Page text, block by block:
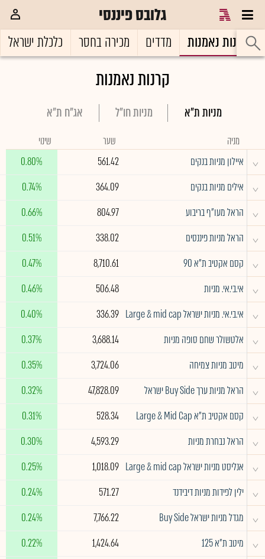
גלובס פיננסי
קרנות נאמנות מדדים מכירה בחסר כלכלת ישראל
קרנות נאמנות
מניות ת"א מניות חו"ל אג"ח ת"א
מניה שער שינוי
^ איילון מניות בנקים 561.42
0.80%
^ אילים מניות בנקים 364.09
0.74%
^ הראל מעו"ף בריבוע 804.97
0.66%
^ הראל מניות פיננסים 338.02
0.51%
^ קסם אקטיב ת"א 90 8,710.61
0.47%
^ אי.בי.אי. מניות 506.48
0.46%
^ אי.בי.אי. מניות ישראל Large & mid cap 336.39
0.40%
^ אלטשולר שחם סופה מניות 3,688.14
0.37%
^ מיטב מניות צמיחה 3,724.06
0.35%
^ הראל מניות ערך Buy Side ישראל 47,828.09
0.32%
^ קסם אקטיב ת"א Large & Mid Cap 528.34
0.31%
^ הראל נבחרת מניות 4,593.29
0.30%
^ אנליסט מניות ישראל Large & mid cap 1,018.09
0.25%
^ ילין לפידות מניות דיבידנד 571.27
0.24%
^ מגדל מניות ישראל Buy Side 7,766.22
0.24%
^ מיטב ת״א 125 1,424.64
0.22%